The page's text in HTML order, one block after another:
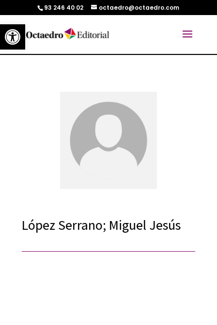
Abrir barra de herramientas
93 246 40 02 octaedro@octaedro.com
López Serrano; Miguel Jesús